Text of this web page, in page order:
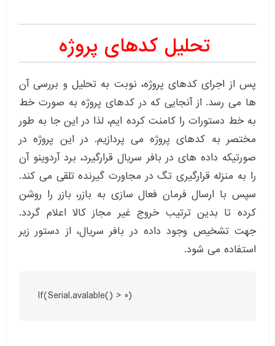
تحلیل کدهای پروژه
پس از اجرای کدهای پروژه، نوبت به تحلیل و بررسی آن
ها می رسد. از آنجایی که در کدهای پروژه به صورت خط
به خط دستورات را کامنت کرده ایم، لذا در این جا به طور
مختصر به کدهای پروژه می پردازیم. در این پروژه در
صورتیکه داده های در بافر سریال قرارگیرد، برد آردوینو آن
را به منزله قرارگیری تگ در مجاورت گیرنده تلقی می کند.
سپس با ارسال فرمان فعال سازی به بازر، بازر را روشن
کرده تا بدین ترتیب خروج غیر مجاز کالا اعلام گردد.
جهت تشخیص وجود داده در بافر سریال، از دستور زیر
استفاده می شود.
If(Serial.avalable() > 0)